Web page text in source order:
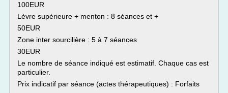
100EUR
Lèvre supérieure + menton : 8 séances et +
50EUR
Zone inter sourcilière : 5 à 7 séances
30EUR
Le nombre de séance indiqué est estimatif. Chaque cas est
particulier.
Prix indicatif par séance (actes thérapeutiques) : Forfaits